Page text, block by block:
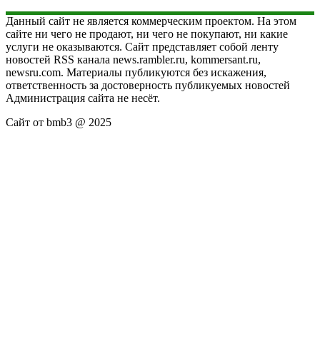
Данный сайт не является коммерческим проектом. На этом
сайте ни чего не продают, ни чего не покупают, ни какие
услуги не оказываются. Сайт представляет собой ленту
новостей RSS канала news.rambler.ru, kommersant.ru,
newsru.com. Материалы публикуются без искажения,
ответственность за достоверность публикуемых новостей
Администрация сайта не несёт.
Сайт от bmb3 @ 2025